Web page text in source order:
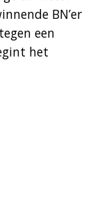
BN’er
een
het